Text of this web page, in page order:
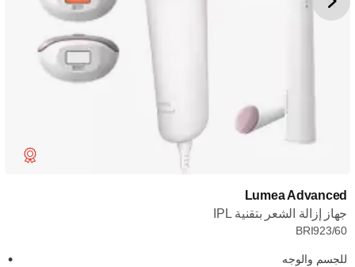
Lumea Advanced
جهاز إزالة الشعر بتقنية IPL
BRI923/60
للجسم والوجه